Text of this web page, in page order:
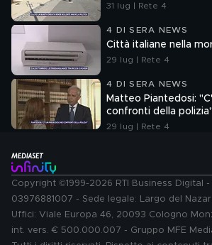
31 lug | Rete 4
4 DI SERA NEWS
Città italiane nella
29 lug | Rete 4
4 DI SERA NEWS
Matteo Piantedosi:
confronti della polizia"
29 lug | Rete 4
Copyright ©1999-2026 RTI Business Digital -
03976881007 - Sede legale: Largo del
Uffici: Viale Europa 46, 20093 Cologno
int. vers. € 500.000.007 - Gruppo MFE